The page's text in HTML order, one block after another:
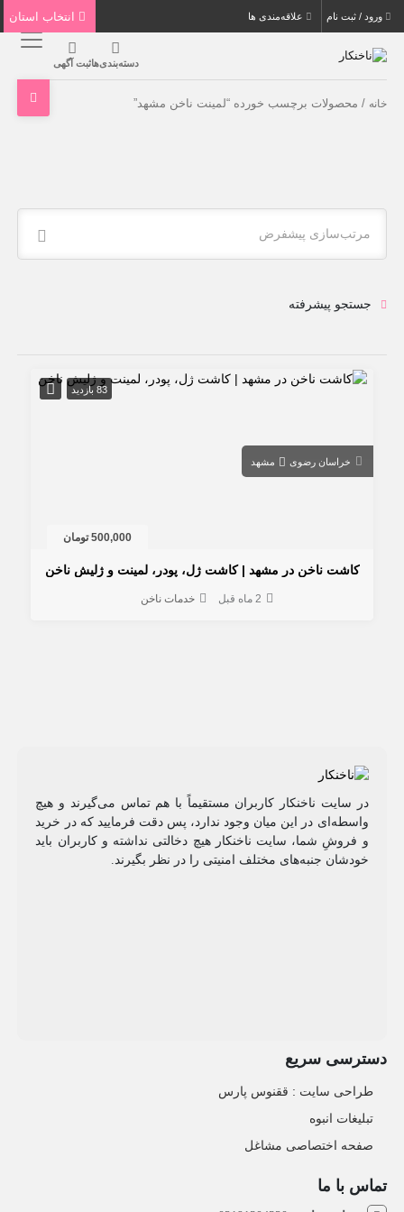
ورود / ثبت نام علاقه‌مندی ها
دسته‌بندی‌هاثبت آگهی
خانه / محصولات برچسب خورده “لمینت ناخن مشهد”
مرتب‌سازی پیشفرض
جستجو پیشرفته
83 بازدید
خراسان رضوی مشهد
500,000 تومان
کاشت ناخن در مشهد | کاشت ژل، پودر، لمینت و ژلیش ناخن
2 ماه قبل خدمات ناخن
در سایت ناخنکار کاربران مستقیماً با هم تماس می‌گیرند و هیچ
واسطه‌ای در این میان وجود ندارد، پس دقت فرمایید که در خرید
و فروشِ شما، سایت ناخنکار هیچ دخالتی نداشته و کاربران باید
خودشان جنبه‌های مختلف امنیتی را در نظر بگیرند.
دسترسی سریع
طراحی سایت :‌ ققنوس پارس
تبلیغات انبوه
صفحه اختصاصی مشاغل
تماس با ما